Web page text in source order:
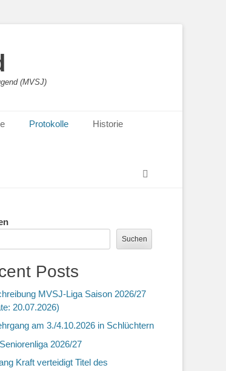
(MVSJ)
Protokolle Historie
Suchen
Posts
MVSJ-Liga Saison 2026/27
20.07.2026)
am 3./4.10.2026 in Schlüchtern
2026/27
Kraft verteidigt Titel des